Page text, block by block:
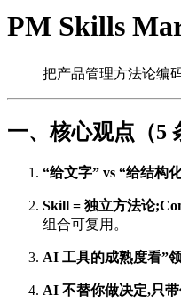
PM Skills
把产品管理方法论编
一、核心观点（5
“给文字” vs “给结构
Skill = 独立方法论
组合可复用。
AI 工具的成熟度看”
AI 不替你做决定,只